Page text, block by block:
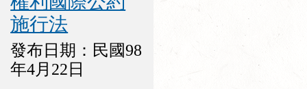
施行法
發布日期：民國98
年4月22日